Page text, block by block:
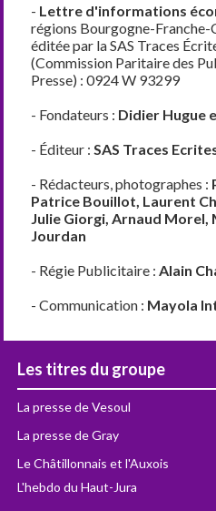
- Lettre d'informations
régions Bourgogne-Franche-
éditée par la SAS Traces
(Commission Paritaire des
Presse) : 0924 W 93299
- Fondateurs : Didier Hugue
- Éditeur :SAS Traces
- Rédacteurs, photographes :
Patrice Bouillot, Laurent
Julie Giorgi, Arnaud Morel,
Jourdan
- Régie Publicitaire :Alain
- Communication : Mayola
Les titres du groupe
La presse de Vesoul
La presse de Gray
Le Châtillonnais et l'Auxois
L'hebdo du Haut-Jura